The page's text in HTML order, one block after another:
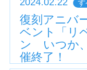
す
復刻アニバ
ベント「リ
ン いつか
催終了！